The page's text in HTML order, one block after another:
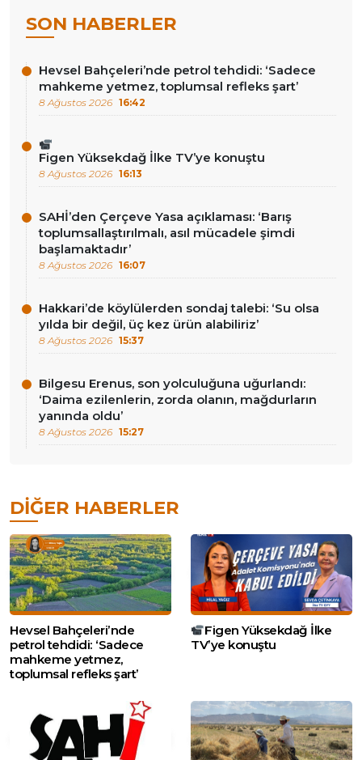
SON HABERLER
Hevsel Bahçeleri’nde petrol tehdidi: ‘Sadece
mahkeme yetmez, toplumsal refleks şart’
8 Ağustos 2026 16:42
Figen Yüksekdağ İlke TV’ye konuştu
8 Ağustos 2026 16:13
SAHİ’den Çerçeve Yasa açıklaması: ‘Barış
toplumsallaştırılmalı, asıl mücadele şimdi
başlamaktadır’
8 Ağustos 2026 16:07
Hakkari’de köylülerden sondaj talebi: ‘Su olsa
yılda bir değil, üç kez ürün alabiliriz’
8 Ağustos 2026 15:37
Bilgesu Erenus, son yolculuğuna uğurlandı:
‘Daima ezilenlerin, zorda olanın, mağdurların
yanında oldu’
8 Ağustos 2026 15:27
DIĞER HABERLER
Hevsel Bahçeleri’nde
petrol tehdidi: ‘Sadece
mahkeme yetmez,
toplumsal refleks şart’
Figen Yüksekdağ İlke
TV’ye konuştu